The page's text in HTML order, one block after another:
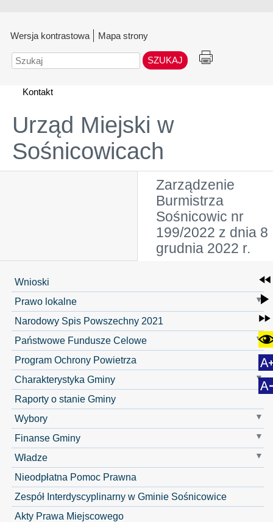
Wersja kontrastowa Mapa strony
Szukaj
Kontakt
Urząd Miejski w
Sośnicowicach
Zarządzenie
Burmistrza
Sośnicowic nr
199/2022 z dnia 8
grudnia 2022 r.
Wnioski
Prawo lokalne
Narodowy Spis Powszechny 2021
Państwowe Fundusze Celowe
Program Ochrony Powietrza
Charakterystyka Gminy
Raporty o stanie Gminy
Wybory
Finanse Gminy
Władze
Nieodpłatna Pomoc Prawna
Zespół Interdyscyplinarny w Gminie Sośnicowice
Akty Prawa Miejscowego